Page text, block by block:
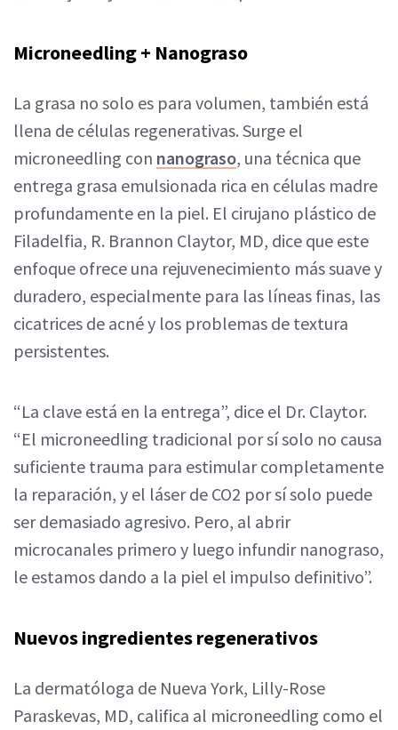
Microneedling + Nanograso
La grasa no solo es para volumen, también está
llena de células regenerativas. Surge el
microneedling con nanograso, una técnica que
entrega grasa emulsionada rica en células madre
profundamente en la piel. El cirujano plástico de
Filadelfia, R. Brannon Claytor, MD, dice que este
enfoque ofrece una rejuvenecimiento más suave y
duradero, especialmente para las líneas finas, las
cicatrices de acné y los problemas de textura
persistentes.
“La clave está en la entrega”, dice el Dr. Claytor.
“El microneedling tradicional por sí solo no causa
suficiente trauma para estimular completamente
la reparación, y el láser de CO2 por sí solo puede
ser demasiado agresivo. Pero, al abrir
microcanales primero y luego infundir nanograso,
le estamos dando a la piel el impulso definitivo”.
Nuevos ingredientes regenerativos
La dermatóloga de Nueva York, Lilly-Rose
Paraskevas, MD, califica al microneedling como el